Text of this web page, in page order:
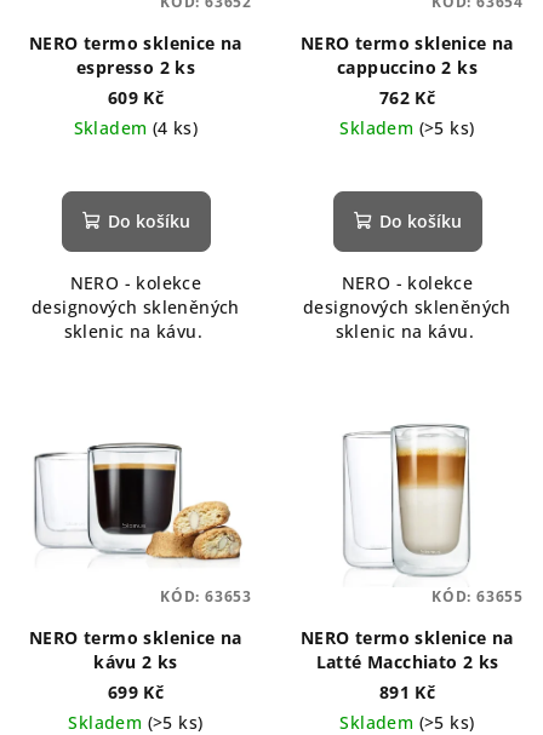
NERO termo sklenice na
espresso 2 ks
609 Kč
Skladem (4 ks)
hodnocení
produktu
z
5
hvězdiček.
Do košíku
NERO - kolekce
designových skleněných
sklenic na kávu.
NERO termo sklenice na
cappuccino 2 ks
762 Kč
Skladem (>5 ks)
Do košíku
NERO - kolekce
designových skleněných
sklenic na kávu.
NERO termo sklenice na
kávu 2 ks
699 Kč
Skladem (>5 ks)
KÓD: 63653
NERO termo sklenice na
Latté Macchiato 2 ks
891 Kč
Skladem (>5 ks)
KÓD: 63655